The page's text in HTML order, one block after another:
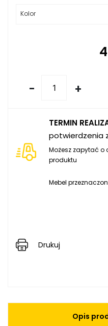
Kolor
- +
TERMIN
potwierdzenia
Możesz zapytać
produktu
Mebel
Drukuj
Opis